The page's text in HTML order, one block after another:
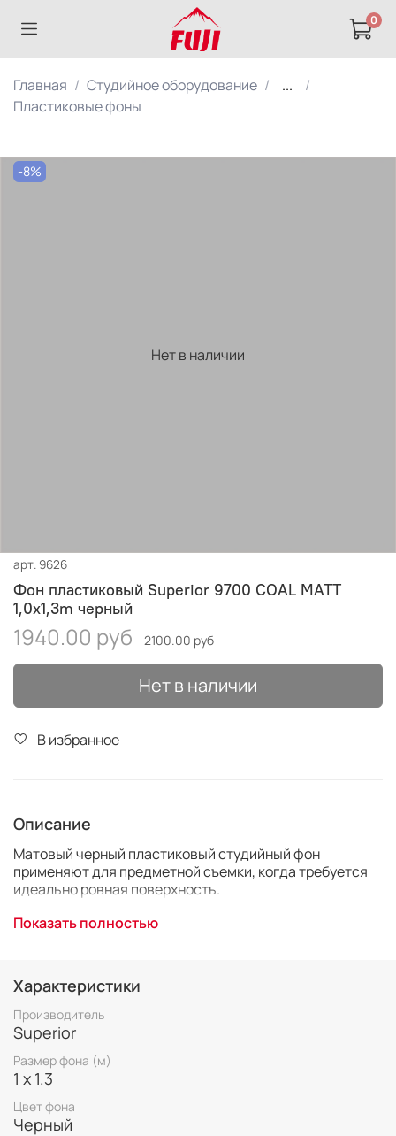
0
Главная Студийное оборудование
...
Пластиковые фоны
Нет в наличии
-8%
арт. 9626
Фон пластиковый Superior 9700 COAL MATT
1,0x1,3m черный
1940.00 руб 2100.00 руб
Нет в наличии
В избранное
Описание
Матовый черный пластиковый студийный фон
применяют для предметной съемки, когда требуется
идеально ровная поверхность.
Пластиковый фон Superior имеет очень гладкую и
Размеро 1,0х1,3 м
Цвет черный
Показать полностью
Характеристики
Производитель
Superior
Размер фона (м)
1 х 1.3
Цвет фона
Черный